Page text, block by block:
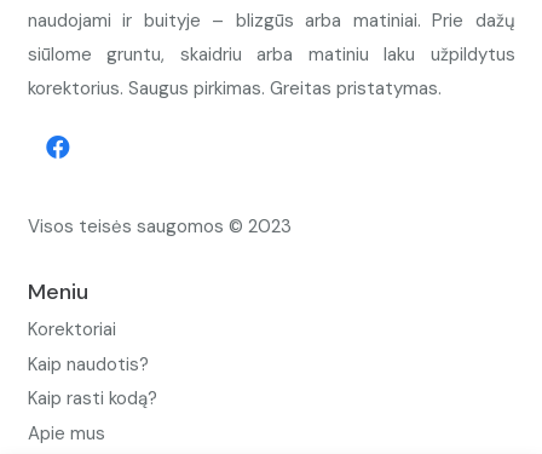
naudojami ir buityje – blizgūs arba matiniai. Prie dažų
siūlome gruntu, skaidriu arba matiniu laku užpildytus
korektorius. Saugus pirkimas. Greitas pristatymas.
Visos teisės saugomos © 2023
Meniu
Korektoriai
Kaip naudotis?
Kaip rasti kodą?
Apie mus